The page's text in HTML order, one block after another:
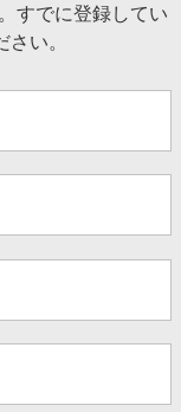
すでに登録してい
さい。